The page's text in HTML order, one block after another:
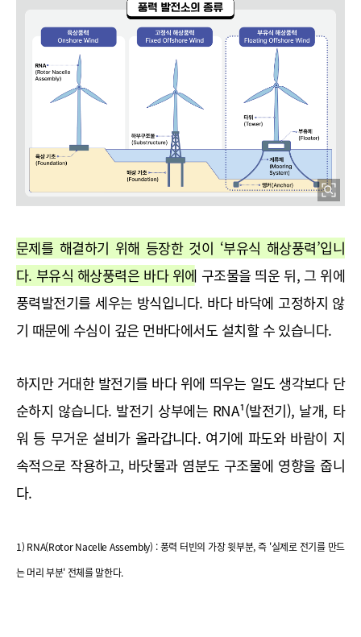
문제를 해결하기 위해 등장한 것이 ‘부유식 해상풍력’입니
다. 부유식 해상풍력은 바다 위에 구조물을 띄운 뒤, 그 위에
풍력발전기를 세우는 방식입니다. 바다 바닥에 고정하지 않
기 때문에 수심이 깊은 먼바다에서도 설치할 수 있습니다.
하지만 거대한 발전기를 바다 위에 띄우는 일도 생각보다 단
순하지 않습니다. 발전기 상부에는 RNA¹(발전기), 날개, 타
워 등 무거운 설비가 올라갑니다. 여기에 파도와 바람이 지
속적으로 작용하고, 바닷물과 염분도 구조물에 영향을 줍니
다.
1) RNA(Rotor Nacelle Assembly) : 풍력 터빈의 가장 윗부분, 즉 '실제로 전기를 만드
는 머리 부분' 전체를 말한다.